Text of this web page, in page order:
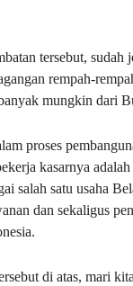
tersebut, sudah
rempah-
mungkin dari
proses
kasarnya
salah satu usaha
dan sekaligus
di atas, mari